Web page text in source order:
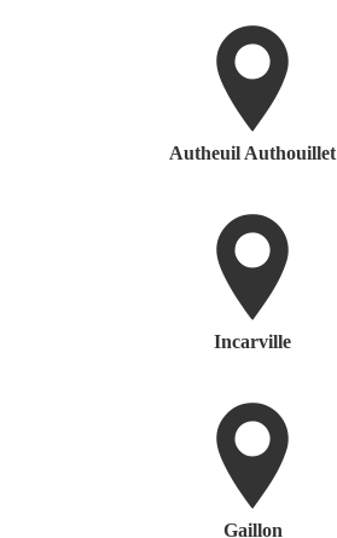
Autheuil Authouillet
Incarville
Gaillon